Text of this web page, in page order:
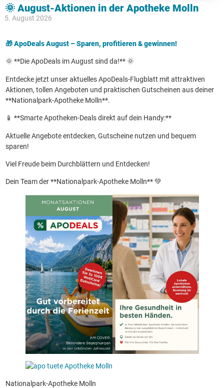
🌞 August-Aktionen in der Apotheke Molln
5. August 2026
🎁 ApoDeals August – Sparen, profitieren & gewinnen!
🌞 **Die ApoDeals im August sind da!** 🌞
Entdecke jetzt unser aktuelles ApoDeals-Flugblatt mit attraktiven
Aktionen, tollen Angeboten und praktischen Gutscheinen aus deiner
**Nationalpark-Apotheke Molln**.
📱 **Smarte Apotheken-Deals direkt auf dein Handy:**
Aktuelle Angebote entdecken, Gutscheine nutzen und bequem
sparen!
Viel Freude beim Durchblättern und Entdecken!
Dein Team der **Nationalpark-Apotheke Molln** 💚
Nationalpark-Apotheke Molln